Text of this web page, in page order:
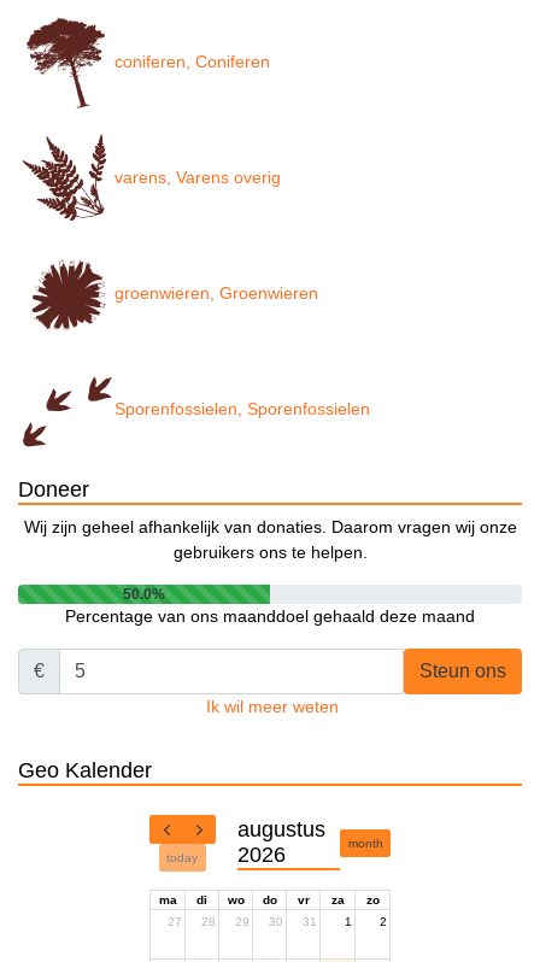
coniferen, Coniferen
varens, Varens overig
groenwieren, Groenwieren
Sporenfossielen, Sporenfossielen
Doneer
Wij zijn geheel afhankelijk van donaties. Daarom vragen wij onze
gebruikers ons te helpen.
50.0%
Percentage van ons maanddoel gehaald deze maand
€ Steun ons
Ik wil meer weten
Geo Kalender
today
augustus
2026
month
ma di wo do vr za
zo
27
28 29 30 31 1 2